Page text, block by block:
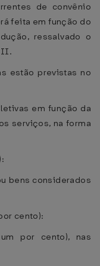
de convênio
feita em função do
ressalvado o
estão previstas no
em função da
serviços, na forma
bens considerados
cento):
por cento), nas